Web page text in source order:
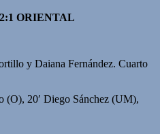
ORIENTAL
y Daiana Fernández. Cuarto
(O), 20′ Diego Sánchez (UM),